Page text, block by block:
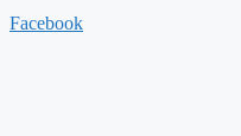
Facebook